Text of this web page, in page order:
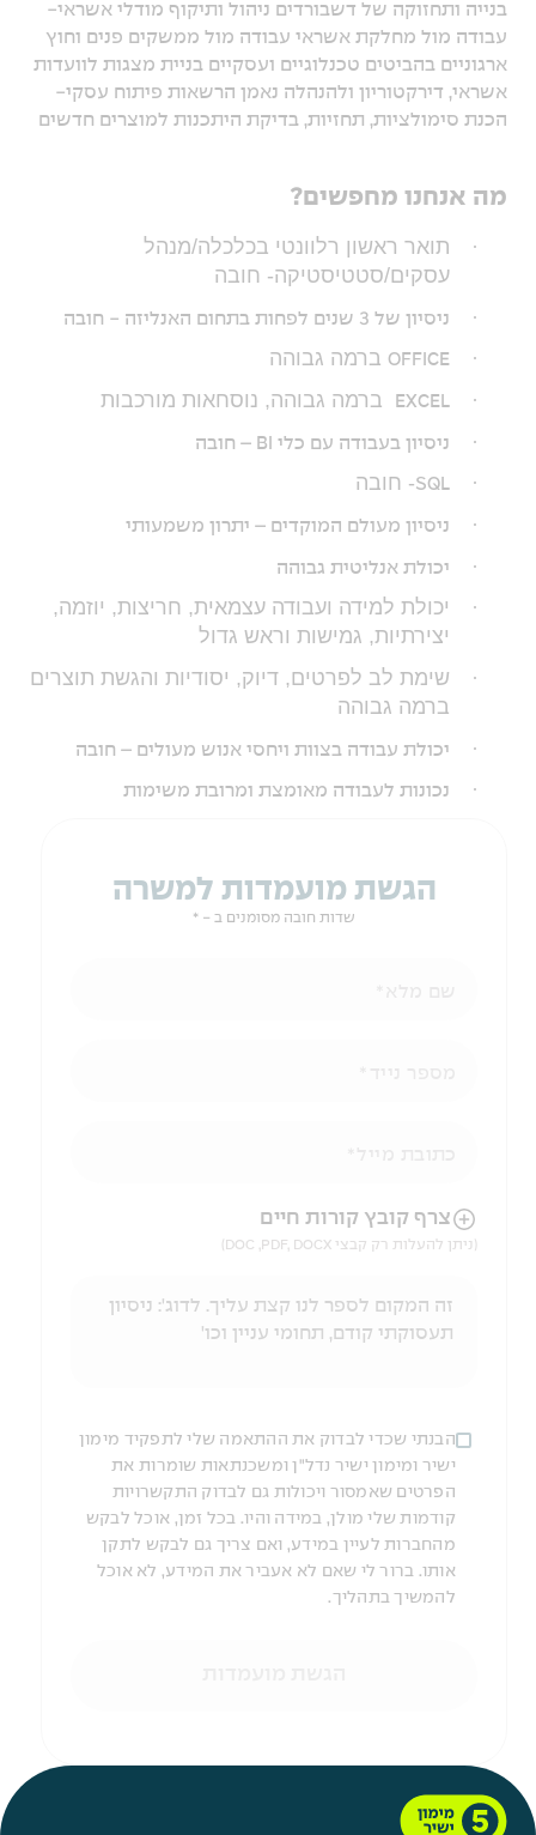
בנייה ותחזוקה של דשבורדים ניהול ותיקוף מודלי אשראי-
עבודה מול מחלקת אשראי עבודה מול ממשקים פנים וחוץ
ארגוניים בהביטים טכנלוגיים ועסקיים בניית מצגות לוועדות
אשראי, דירקטוריון ולהנהלה נאמן הרשאות פיתוח עסקי-
הכנת סימולציות, תחזיות, בדיקת היתכנות למוצרים חדשים
מה אנחנו מחפשים?
·
תואר ראשון רלוונטי בכלכלה/מנהל
עסקים/סטטיסטיקה- חובה
·
ניסיון של 3 שנים לפחות בתחום האנליזה - חובה
·
OFFICE ברמה גבוהה
·
EXCEL
ברמה גבוהה, נוסחאות מורכבות
·
ניסיון בעבודה עם כלי BI – חובה
·
SQL- חובה
·
ניסיון מעולם המוקדים – יתרון משמעותי
· יכולת אנליטית גבוהה
·
יכולת למידה ועבודה עצמאית, חריצות, יוזמה,
יצירתיות, גמישות וראש גדול
·
שימת לב לפרטים, דיוק, יסודיות והגשת תוצרים
ברמה גבוהה
·
יכולת עבודה בצוות ויחסי אנוש מעולים – חובה
· נכונות לעבודה מאומצת ומרובת משימות
הגשת מועמדות למשרה
שדות חובה מסומנים ב - *
הניווט לאחר העלאת הקובץ באמצעות מקש ה-TAB
צרף קובץ קורות חיים
(ניתן להעלות רק קבצי DOC ,PDF, DOCX)
הבנתי שכדי לבדוק את ההתאמה שלי לתפקיד מימון
ישיר ומימון ישיר נדל"ן ומשכנתאות שומרות את
הפרטים שאמסור ויכולות גם לבדוק התקשרויות
קודמות שלי מולן, במידה והיו. בכל זמן, אוכל לבקש
מהחברות לעיין במידע, ואם צריך גם לבקש לתקן
אותו. ברור לי שאם לא אעביר את המידע, לא אוכל
להמשיך בתהליך.